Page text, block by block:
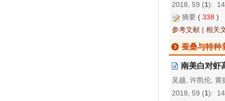
2018, 59 (1):
摘要 ( 338 )
参考文献 | 相关
蚕桑与特种
南美白对虾
吴越, 许凯伦, 黄
2018, 59 (1):